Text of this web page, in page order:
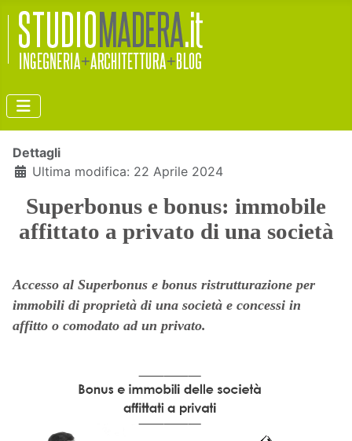
Dettagli
Ultima modifica: 22 Aprile 2024
Superbonus e bonus: immobile
affittato a privato di una società
Accesso al Superbonus e bonus ristrutturazione per
immobili di proprietà di una società e concessi in
affitto o comodato ad un privato.